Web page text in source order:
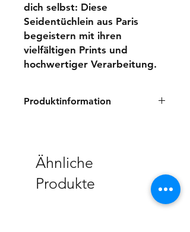
dich selbst: Diese
Seidentüchlein aus Paris
begeistern mit ihren
vielfältigen Prints und
hochwertiger Verarbeitung.
Produktinformation
Handgezeichnet in Frankreich
Ähnliche
Produkte